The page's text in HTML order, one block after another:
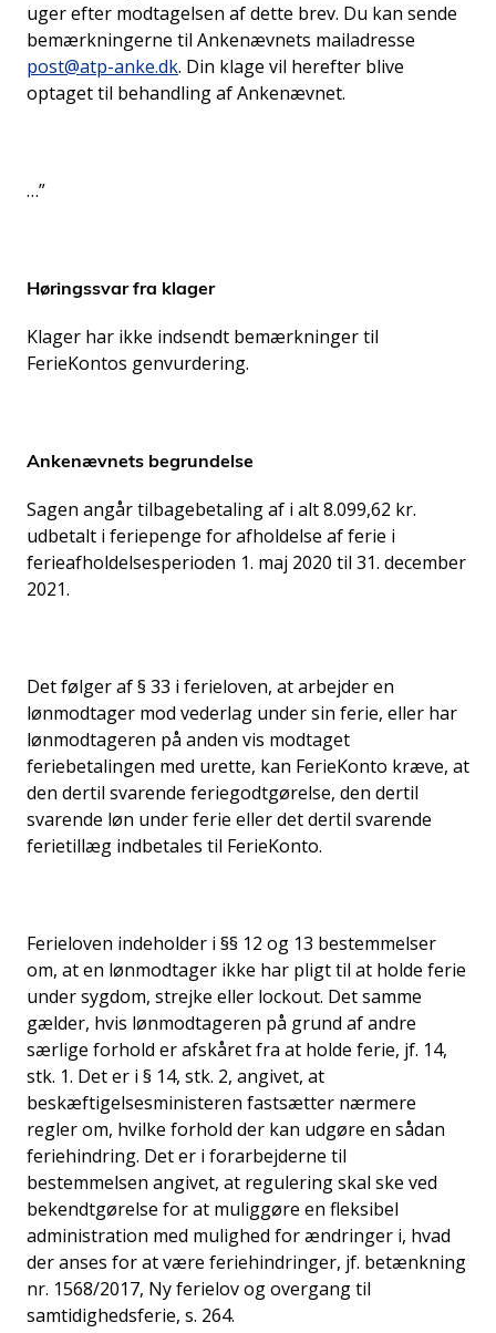
uger efter modtagelsen af dette brev. Du kan sende
bemærkningerne til Ankenævnets mailadresse
post@atp-anke.dk. Din klage vil herefter blive
optaget til behandling af Ankenævnet.
…”
Høringssvar fra klager
Klager har ikke indsendt bemærkninger til
FerieKontos genvurdering.
Ankenævnets begrundelse
Sagen angår tilbagebetaling af i alt 8.099,62 kr.
udbetalt i feriepenge for afholdelse af ferie i
ferieafholdelsesperioden 1. maj 2020 til 31. december
2021.
Det følger af § 33 i ferieloven, at arbejder en
lønmodtager mod vederlag under sin ferie, eller har
lønmodtageren på anden vis modtaget
feriebetalingen med urette, kan FerieKonto kræve, at
den dertil svarende feriegodtgørelse, den dertil
svarende løn under ferie eller det dertil svarende
ferietillæg indbetales til FerieKonto.
Ferieloven indeholder i §§ 12 og 13 bestemmelser
om, at en lønmodtager ikke har pligt til at holde ferie
under sygdom, strejke eller lockout. Det samme
gælder, hvis lønmodtageren på grund af andre
særlige forhold er afskåret fra at holde ferie, jf. 14,
stk. 1. Det er i § 14, stk. 2, angivet, at
beskæftigelsesministeren fastsætter nærmere
regler om, hvilke forhold der kan udgøre en sådan
feriehindring. Det er i forarbejderne til
bestemmelsen angivet, at regulering skal ske ved
bekendtgørelse for at muliggøre en fleksibel
administration med mulighed for ændringer i, hvad
der anses for at være feriehindringer, jf. betænkning
nr. 1568/2017, Ny ferielov og overgang til
samtidighedsferie, s. 264.